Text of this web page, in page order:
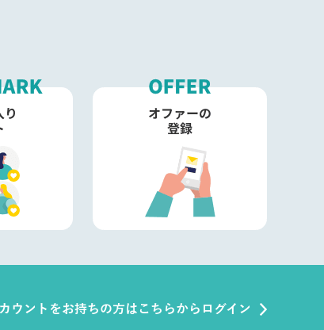
ウントをお持ちの方はこちらからログイン